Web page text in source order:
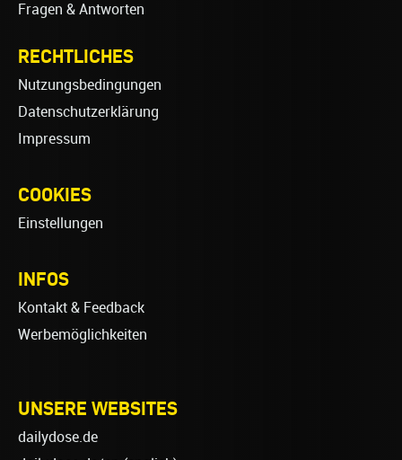
Fragen & Antworten
RECHTLICHES
Nutzungsbedingungen
Datenschutzerklärung
Impressum
COOKIES
Einstellungen
INFOS
Kontakt & Feedback
Werbemöglichkeiten
UNSERE WEBSITES
dailydose.de